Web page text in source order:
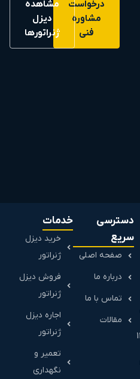
درخواست
مشاوره
فنی
مشاهده
دیزل
ژنراتورها
دسترسی
سریع
صفحه اصلی
درباره ما
تماس با ما
مقالات
خدمات
خرید دیزل
ژنراتور
فروش دیزل
ژنراتور
اجاره دیزل
ژنراتور
تعمیر و
نگهداری